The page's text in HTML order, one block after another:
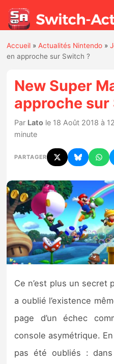
Actualités
Jeux
Hardware
Chiffres de ventes
Rumeurs
Nintendo Direct
Tests et previews
Tests de jeux
Tests
Autres tests
Accueil »Actualités Nintendo »
en approche sur Switch ?
New Super
approche sur
Par Lato le 18 Août 2018 à
minute
PARTAGER
Ce n’est plus un secret
a oublié l’existence
page d’un échec
console asymétrique.
pas été oubliés : dans